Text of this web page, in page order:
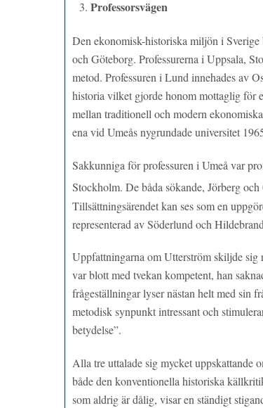
Professorsvägen
Den ekonomisk-historiska miljön i
och Göteborg. Professurerna i Uppsala,
metod. Professuren i Lund innehades av
historia vilket gjorde honom mottaglig för
mellan traditionell och modern
ena vid Umeås nygrundade universitet
Sakkunniga för professuren i Umeå var
Stockholm. De båda sökande, Jörberg
Tillsättningsärendet kan ses som en
representerad av Söderlund och
Uppfattningarna om Utterström skiljde sig
var blott med tvekan kompetent, han
frågeställningar lyser nästan helt med sin
metodisk synpunkt intressant och
betydelse”.
Alla tre uttalade sig mycket uppskattande
både den konventionella historiska
som aldrig är dålig, visar en ständigt